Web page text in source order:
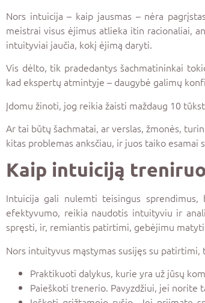
Nors intuicija – kaip jausmas – nėra
meistrai visus ėjimus atlieka itin racionaliai,
intuityviai jaučia, kokį ėjimą daryti.
Vis dėlto, tik pradedantys šachmatininkai
kad ekspertų atmintyje – daugybė galimų
Įdomu žinoti, jog reikia žaisti maždaug 10
Ar tai būtų šachmatai, ar verslas, žmonės,
kitas problemas anksčiau, ir juos taiko esamai
Kaip intuiciją
Intuicija gali nulemti teisingus
efektyvumo, reikia naudotis intuityviu ir
spręsti, ir, remiantis patirtimi, gebėjimu
Nors intuityvus mąstymas susijęs su
Praktikuoti dalykus, kurie yra už jūsų
Paieškoti trenerio. Pavyzdžiui, jei norite